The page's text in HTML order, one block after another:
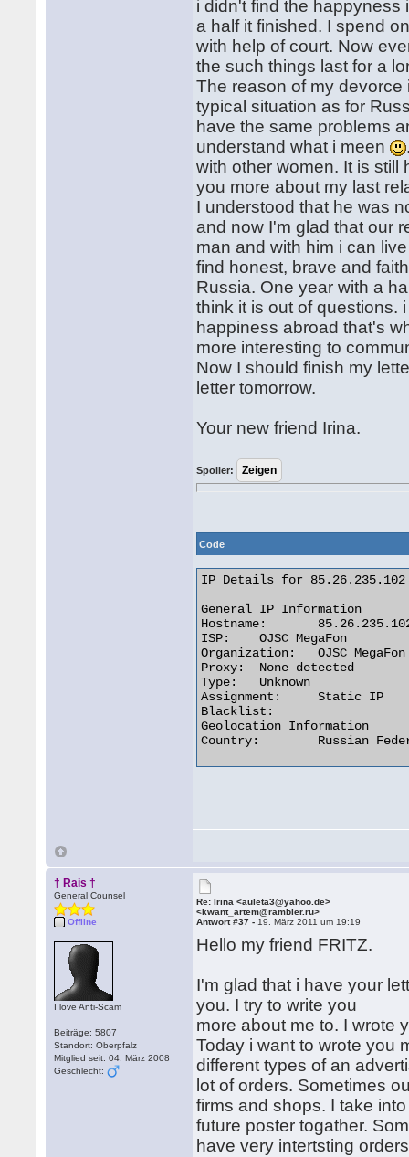
i didn't find the happyness
a half it finished. I spend
with help of court. Now
the such things last for a
The reason of my
typical situation as for
have the same problems
understand what i meen
with other women. It is still
you more about my last
I understood that he was
and now I'm glad that our
man and with him i can
find honest, brave and
Russia. One year with a
think it is out of questions.
happiness abroad that's
more interesting to
Now I should finish my
letter tomorrow.
Your new friend Irina.
Spoiler:
Code
IP Details for 85.26.235.102
General IP Information
Hostname:	85.26.235.102
ISP:	OJSC MegaFon
Organization:	OJSC MegaFon
Proxy:	None detected
Type:	Unknown
Assignment:	Static IP
Blacklist:
Geolocation Information
Country:	Russian Federation
† Rais †
General Counsel
Offline
I love Anti-Scam
Beiträge: 5807
Standort: Oberpfalz
Mitglied seit: 04. März 2008
Geschlecht:
Re: Irina <auleta3@yahoo.de>
<kwant_artem@rambler.ru>
Antwort #37 - 19. März 2011 um 19:19
Hello my friend FRITZ.
I'm glad that i have your
you. I try to write you
more about me to. I wrote
Today i want to wrote you
different types of an
lot of orders. Sometimes
firms and shops. I take
future poster togather.
have very intertsting